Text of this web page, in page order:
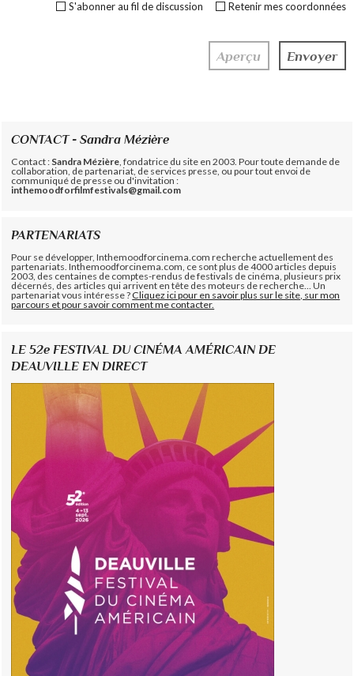
Retenir mes coordonnées
S'abonner au fil de discussion
CONTACT - Sandra Mézière
Contact : Sandra Mézière , fondatrice du site en 2003. Pour toute demande de
collaboration, de partenariat, de services presse, ou pour tout envoi de
communiqué de presse ou d'invitation :
inthemoodforfilmfestivals@gmail.com
PARTENARIATS
Pour se développer, Inthemoodforcinema.com recherche actuellement des
partenariats. Inthemoodforcinema.com, ce sont plus de 4000 articles depuis
2003, des centaines de comptes-rendus de festivals de cinéma, plusieurs prix
décernés, des articles qui arrivent en tête des moteurs de recherche... Un
partenariat vous intéresse ?Cliquez ici pour en savoir plus sur le site, sur mon
parcours et pour savoir comment me contacter.
LE 52e FESTIVAL DU CINÉMA AMÉRICAIN DE
DEAUVILLE EN DIRECT